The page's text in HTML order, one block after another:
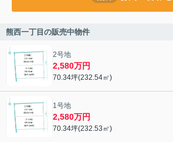
熊西一丁目の販売中物件
2号地
2,580万円
70.34坪(232.54㎡)
1号地
2,580万円
70.34坪(232.53㎡)